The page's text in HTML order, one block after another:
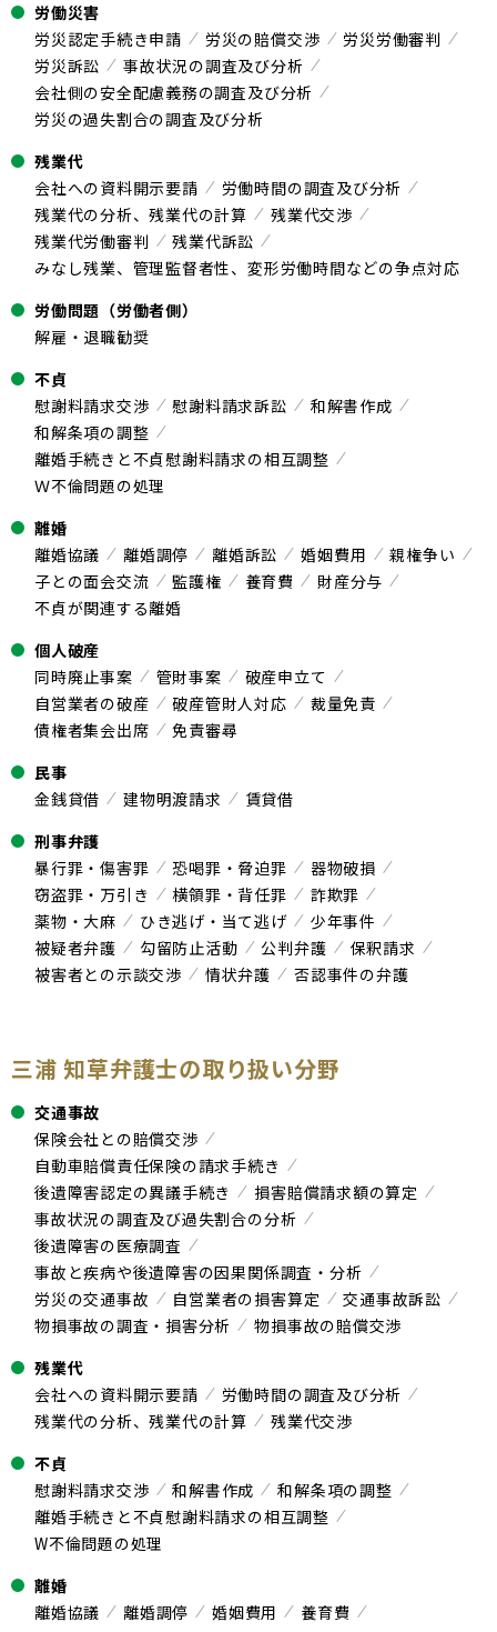
労働災害
労災認定手続き申請
労災の賠償交渉
労災労働審判
労災訴訟
事故状況の調査及び分析
会社側の安全配慮義務の調査及び分析
労災の過失割合の調査及び分析
残業代
会社への資料開示要請
労働時間の調査及び分析
残業代の分析、残業代の計算
残業代交渉
残業代労働審判
残業代訴訟
みなし残業、管理監督者性、変形労働時間などの争点対応
労働問題（労働者側）
解雇・退職勧奨
不貞
慰謝料請求交渉
慰謝料請求訴訟
和解書作成
和解条項の調整
離婚手続きと不貞慰謝料請求の相互調整
Ｗ不倫問題の処理
離婚
離婚協議
離婚調停 離婚訴訟 婚姻費用
親権争い
子との面会交流
監護権 養育費
財産分与
不貞が関連する離婚
個人破産
同時廃止事案
管財事案
破産申立て
自営業者の破産
破産管財人対応
裁量免責
債権者集会出席
免責審尋
民事
金銭貸借
建物明渡請求
賃貸借
刑事弁護
暴行罪・傷害罪
恐喝罪・脅迫罪
器物破損
窃盗罪・万引き
横領罪・背任罪
詐欺罪
薬物・大麻
ひき逃げ・当て逃げ
少年事件
被疑者弁護
勾留防止活動 公判弁護
保釈請求
被害者との示談交渉
情状弁護 否認事件の弁護
三浦 知草弁護士の取り扱い分野
交通事故
保険会社との賠償交渉
自動車賠償責任保険の請求手続き
後遺障害認定の異議手続き
損害賠償請求額の算定
事故状況の調査及び過失割合の分析
後遺障害の医療調査
事故と疾病や後遺障害の因果関係調査・分析
労災の交通事故
自営業者の損害算定
交通事故訴訟
物損事故の調査・損害分析
物損事故の賠償交渉
残業代
会社への資料開示要請
労働時間の調査及び分析
残業代の分析、残業代の計算
残業代交渉
不貞
慰謝料請求交渉
和解書作成
和解条項の調整
離婚手続きと不貞慰謝料請求の相互調整
W不倫問題の処理
離婚
離婚協議
離婚調停 婚姻費用
養育費